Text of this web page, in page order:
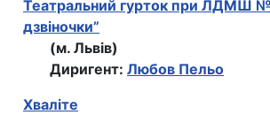
Театральний гурток при ЛДМШ
дзвіночки”
(м. Львів)
Диригент: Любов Пельо
Хваліте